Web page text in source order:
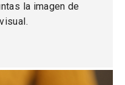
la imagen de